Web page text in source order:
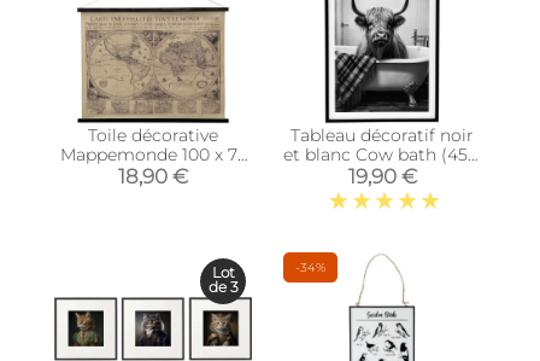
Toile décorative
Mappemonde 100 x 75
cm
18,90 €
Tableau décoratif noir
et blanc Cow bath (45 x
60 cm)
19,90 €
Lot
de 3
-34%